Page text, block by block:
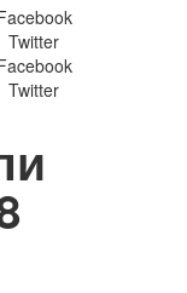
Twitter
Twitter